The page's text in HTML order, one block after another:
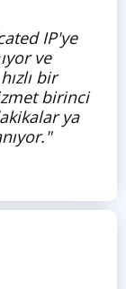
IP'ye
ve
bir
birinci
ya